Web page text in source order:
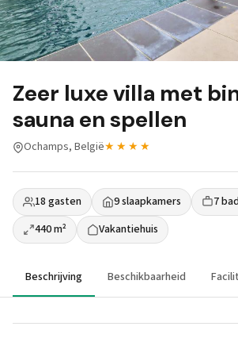
Zeer luxe villa met
sauna en spellen
Ochamps, België★★★★
18 gasten 9 slaapkamers
7
440 m²
Vakantiehuis
Beschrijving Beschikbaarheid